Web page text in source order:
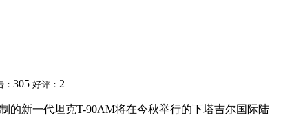
： 305 好评： 2
的新一代坦克T-90AM将在今秋举行的下塔吉尔国际陆